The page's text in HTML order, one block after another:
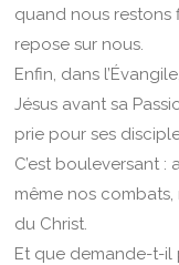
quand nous restons
repose sur nous.
Enfin, dans
Jésus avant sa
prie pour ses
C’est bouleversant
même nos
du Christ.
Et que demande-t-il